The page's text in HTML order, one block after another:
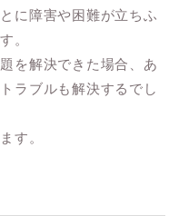
に障害や困難が立ちふ
。
を解決できた場合、あ
ラブルも解決するでし
す。